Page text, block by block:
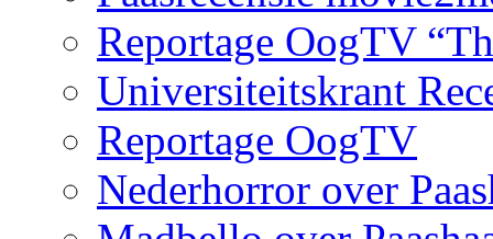
Reportage OogTV
Universiteitskrant
Reportage OogTV
Nederhorror over